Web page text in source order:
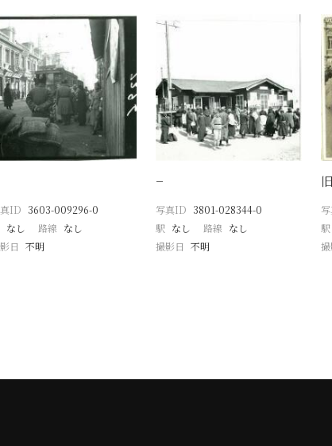
ID 3603-009296-0
なし 路線 なし
日 不明
−
写真ID 3801-028344-0
駅 なし 路線 なし
撮影日 不明
駅